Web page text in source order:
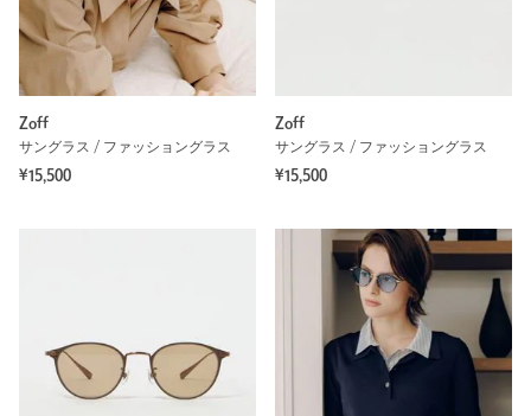
Zoff
サングラス / ファッショングラス
¥15,500
Zoff
サングラス / ファッショングラス
¥15,500